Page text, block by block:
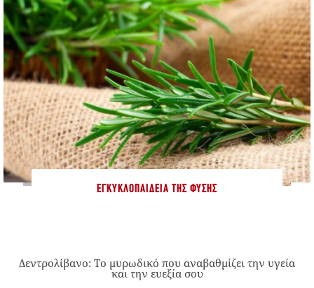
ΕΓΚΥΚΛΟΠΑΊΔΕΙΑ ΤΗΣ ΦΎΣΗΣ
Δεντρολίβανο: Το μυρωδικό που αναβαθμίζει την υγεία
και την ευεξία σου